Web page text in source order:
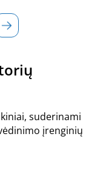
suderinami
įrenginių